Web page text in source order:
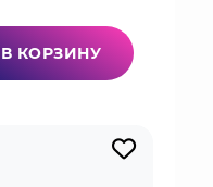
В КОРЗИНУ